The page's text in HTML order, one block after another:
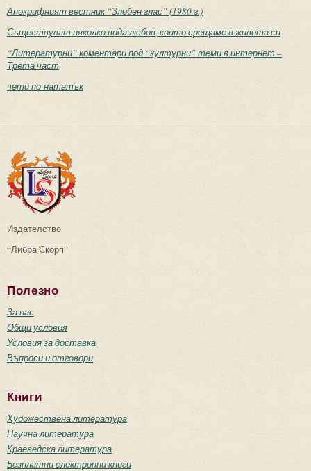
Апокрифният вестник “Злобен глас” (1980 г.)
Съществуват няколко вида любов, които срещаме в живота си
“Литературни” коментари под “културни” теми в интернет –
Трета част
чети по-нататък
Издателство
“Либра Скорп”
Полезно
За нас
Общи условия
Условия за доставка
Въпроси и отговори
Книги
Художествена литература
Научна литература
Краеведска литература
Безплатни електронни книги